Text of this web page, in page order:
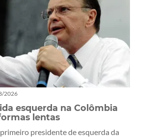
2026
esquerda na Colômbia
lentas
presidente de esquerda da